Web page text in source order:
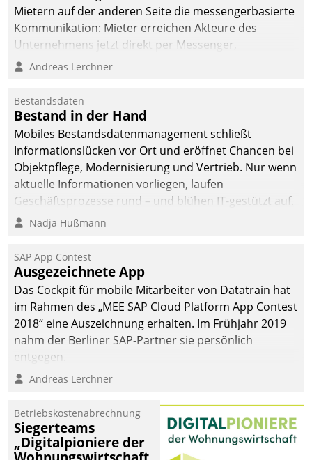
man auf
Cloudtechnologie,
bewährte und Startup-
agile Projektmethoden.
Mietern auf der anderen Seite die messengerbasierte
Kommunikation: Mieter erreichen Akteure des
Unternehmens jetzt direkt per Messenger,
Mitarbeiter oder Dienstleister empfangen oder
Andreas Lerchner
Bestandsdaten
Bestand in der Hand
Mobiles Bestandsdatenmanagement schließt
Informationslücken vor Ort und eröffnet Chancen bei
Objektpflege, Modernisierung und Vertrieb. Nur wenn
aktuelle Informationen vorliegen, laufen
Geschäftsprozesse rund – und blühen IT-gestützt auf.
Nadja Hußmann
SAP App Contest
Ausgezeichnete App
Das Cockpit für mobile Mitarbeiter von Datatrain hat
im Rahmen des „MEE SAP Cloud Platform App Contest
2018“ eine Auszeichnung erhalten. Im Frühjahr 2019
nahm der Berliner SAP-Partner sie persönlich
entgegen.
Andreas Lerchner
Betriebskostenabrechnung
Siegerteams
„Digitalpioniere der